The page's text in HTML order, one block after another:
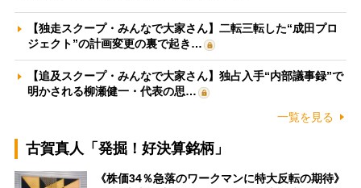
【独走スクープ・みんなで大家さん】二転三転した“成田プロ
ジェクト”の計画変更の裏で起き…
【追及スクープ・みんなで大家さん】独占入手“内部議事録”で
明かされる柳瀬健一・代表の思…
一覧を見る
古賀真人「発掘！好決算銘柄」
《株価34％急落のワークマンに特大反転の期待》